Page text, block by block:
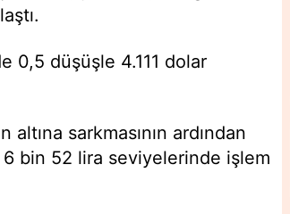
0,5 düşüşle 4.111 dolar
sarkmasının ardından
bin 52 lira seviyelerinde işlem